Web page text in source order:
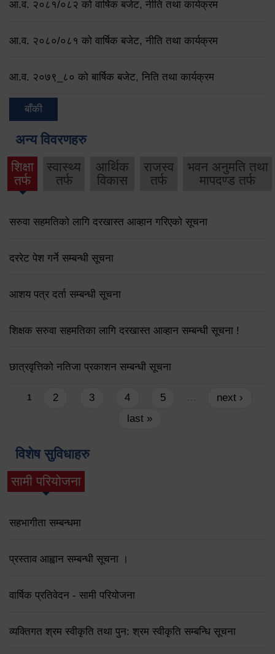
आ.व. २०८१/०८२ को वार्षिक बजेट, नीति तथा कार्यक्रम
आ.व. २०८०/०८१ को वार्षिक बजेट, नीति तथा कार्यक्रम
आ.व. २०७९‌_८० को बार्षिक बजेट, निति तथा कार्यक्रम
बाँकी
अन्य विवरणहरु
शिक्षा
तर्फ
स्वास्थ्य
तर्फ
आर्थिक
विकास
राजस्व
तर्फ
भवन अनुमति तथा
मापदण्ड तर्फ
सरुवा सहमतिको लागि दरखास्त आव्हान गरिएको सूचना
दररेट पेश गर्ने सम्बन्धी सूचना
आशय पत्र दर्ता सम्बन्धी सूचना
शिक्षक सरुवा सहमतिका लागि दरखास्त आव्हान सम्बन्धी सूचना !
छात्रवृत्तिको नतिजा प्रकाशन सम्बन्धी सूचना
Pages
1 2 3 4 5 …
next ›
last »
विशेष सुविधाहरु
सामी परियोजना
(active tab)
सहभागीता सम्बन्धमा
प्रस्ताव आह्वान सम्बन्धी सूचना ।
वार्षिक प्रतिवेदन - सामी परियोजना
व्यक्तिगत श्रम स्वीकृति तथा पुन: श्रम स्वीकृति सम्बन्धि सूचना